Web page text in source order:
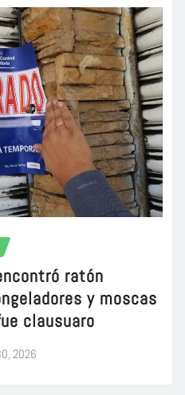
ratón
y moscas
clausuaro
2026